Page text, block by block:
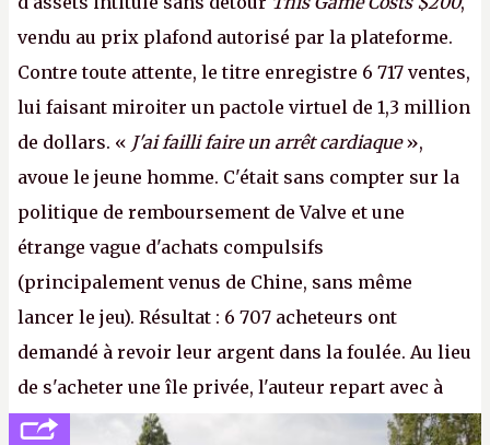
vendu au prix plafond autorisé par la plateforme.
Contre toute attente, le titre enregistre 6 717 ventes,
lui faisant miroiter un pactole virtuel de 1,3 million
de dollars. « J'ai failli faire un arrêt cardiaque»,
avoue le jeune homme. C'était sans compter sur la
politique de remboursement de Valve et une
étrange vague d'achats compulsifs
(principalement venus de Chine, sans même
lancer le jeu). Résultat : 6 707 acheteurs ont
demandé à revoir leur argent dans la foulée. Au lieu
de s'acheter une île privée, l'auteur repart avec à
peine 2 000 dollars en poche. C'est toujours plus